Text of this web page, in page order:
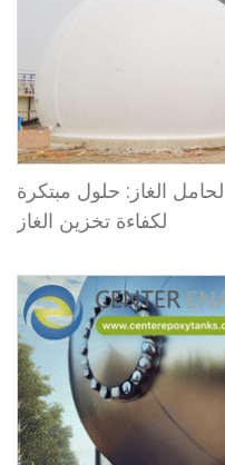
الغاز: حلول مبتكرة
لكفاءة تخزين الغاز